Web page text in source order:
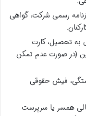
رسمی شرکت، گواهی
به تحصیل، کارت
(در صورت عدم تمکن
فیش حقوقی
همسر یا سرپرست